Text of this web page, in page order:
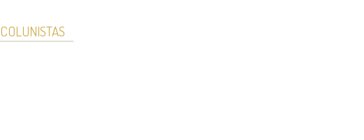
COLUNISTAS